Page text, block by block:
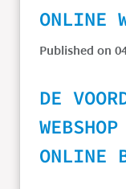
ONLINE
Published on
DE
ONLINE